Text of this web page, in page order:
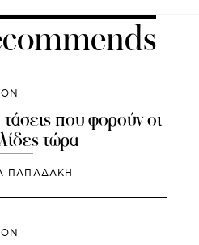
που φορούν οι
τώρα
ΠΑΠΑΔΆΚΗ